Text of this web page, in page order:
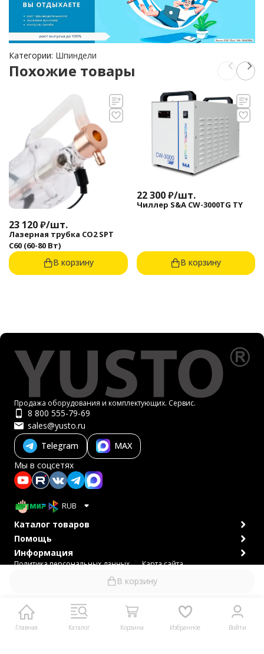
В корзину
Категории: Шпиндели
Похожие товары
23 120₽/шт.
Лазерная трубка CO2 SPT
C60 (60-80 Вт)
В корзину
22 300 ₽/шт.
Чиллер S&A CW-3000TG TY
В корзину
Главная Каталог Корзина Избранное Войти
Продажа оборудования и комплектующих. Сервис.
8 800 555-79-69
sales@yusto.ru
Telegram
MAX
Мы в соцсетях
RUB
Каталог товаров
Помощь
Информация
Политика персональных данных
Карта сайта